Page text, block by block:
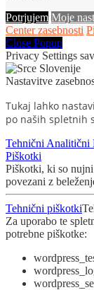
Potrjujem Moje
Center zasebnosti
Close Popup
Privacy Settings
Nastavitve
Tukaj lahko
po naših spletnih
Tehnični Analitični
Piškotki
Piškotki, ki so
povezani z
Tehnični piškotki
Za uporabo te
potrebne piškotke: